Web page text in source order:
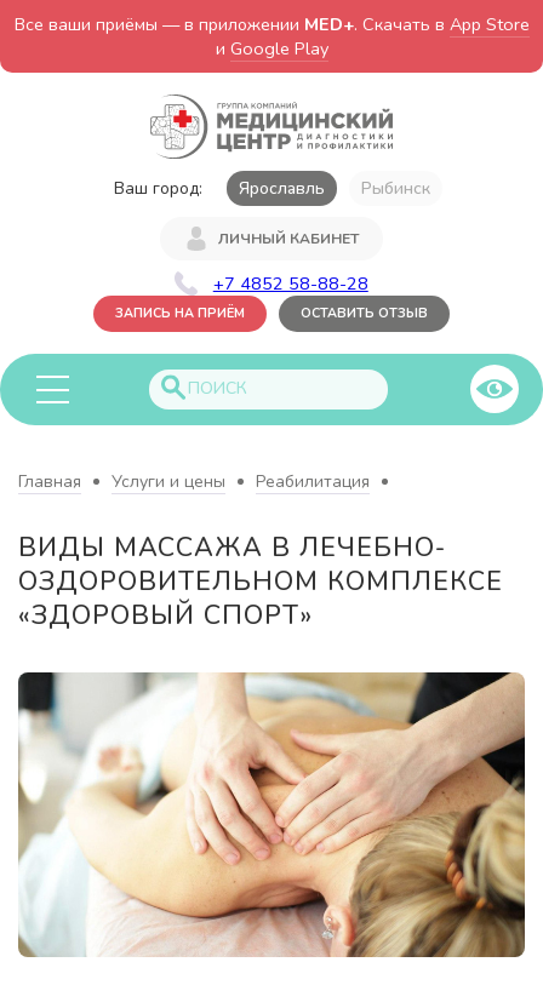
Все ваши приёмы — в приложении MED+. Скачать в App Store
и Google Play
Ваш город: Ярославль Рыбинск
ЛИЧНЫЙ КАБИНЕТ
+7 4852 58-88-28
ЗАПИСЬ НА ПРИЁМ ОСТАВИТЬ ОТЗЫВ
Главная Услуги и цены Реабилитация
ВИДЫ МАССАЖА В ЛЕЧЕБНО-
ОЗДОРОВИТЕЛЬНОМ КОМПЛЕКСЕ
«ЗДОРОВЫЙ СПОРТ»